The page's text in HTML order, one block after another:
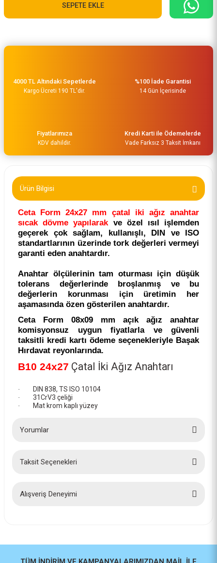
SEPETE EKLE
4000 TL Altındaki Sepetlerde
Kargo Ücreti 190 TL'dir.
%100 İade Garantisi
14 Gün İçerisinde
Fiyatlarımıza
KDV dahildir.
Kredi Karti ile Ödemelerde
Vade Farksız 3 Taksit İmkanı
Ürün Bilgisi
Ceta Form 24x27 mm çatal iki ağız anahtar
sıcak dövme yapılarak ve özel ısıl işlemden
geçerek çok sağlam, kullanışlı, DIN ve ISO
standartlarının üzerinde tork değerleri vermeyi
garanti eden anahtardır.
Anahtar ölçülerinin tam oturması için düşük
tolerans değerlerinde broşlanmış ve bu
değerlerin korunması için üretimin her
aşamasında özen gösterilen anahtardır.
Ceta Form 08x09 mm açık ağız anahtar
komisyonsuz uygun fiyatlarla ve güvenli
taksitli kredi kartı ödeme seçenekleriyle Başak
Hırdavat reyonlarında.
B10 24x27 Çatal İki Ağız Anahtarı
· DIN 838, TS ISO 10104
· 31CrV3 çeliği
· Mat krom kaplı yüzey
Yorumlar
Taksit Seçenekleri
Alışveriş Deneyimi